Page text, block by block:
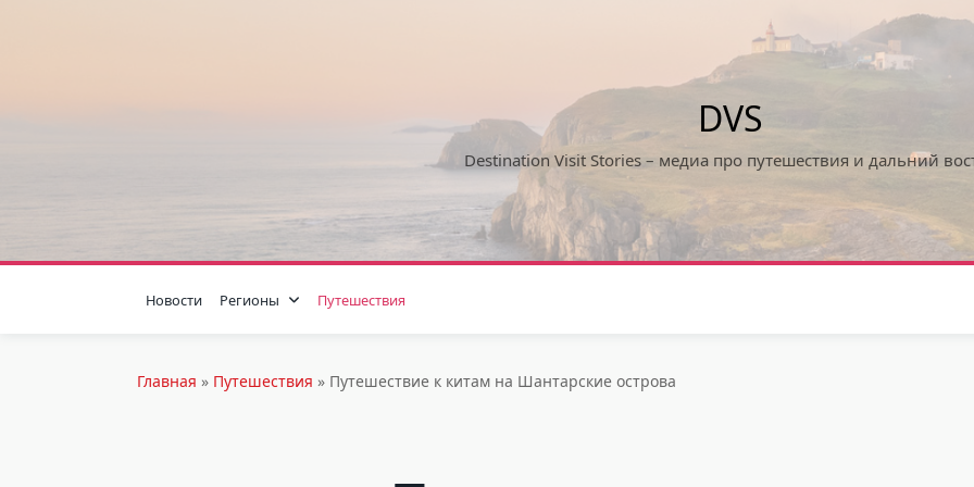
DVS
Destination Visit Stories – медиа про путешествия и дальний
Новости Регионы Путешествия
Главная » Путешествия » Путешествие к китам на Шантарские острова